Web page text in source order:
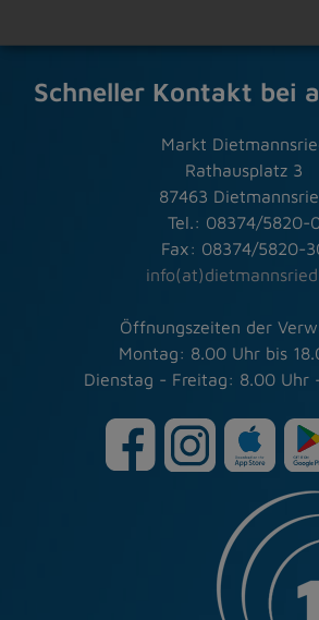
Schneller Kontakt bei
Markt
Rathausplatz 3
87463
Tel.: 08374/5820-
Fax: 08374/5820-
Öffnungszeiten der
Montag: 8.00 Uhr bis
Dienstag - Freitag: 8.00 Uhr